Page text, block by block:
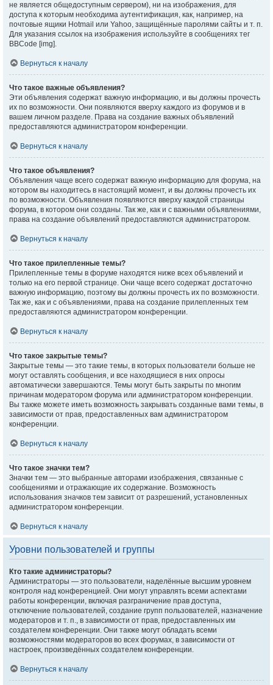
не является общедоступным сервером), ни на изображения, для
доступа к которым необходима аутентификация, как, например, на
почтовые ящики Hotmail или Yahoo, защищённые паролями сайты и т. п.
Для указания ссылок на изображения используйте в сообщениях тег
BBCode [img].
Вернуться к началу
Что такое важные объявления?
Эти объявления содержат важную информацию, и вы должны прочесть
их по возможности. Они появляются вверху каждого из форумов и в
вашем личном разделе. Права на создание важных объявлений
предоставляются администратором конференции.
Вернуться к началу
Что такое объявления?
Объявления чаще всего содержат важную информацию для форума, на
котором вы находитесь в настоящий момент, и вы должны прочесть их
по возможности. Объявления появляются вверху каждой страницы
форума, в котором они созданы. Так же, как и с важными объявлениями,
права на создание объявлений предоставляются администратором.
Вернуться к началу
Что такое прилепленные темы?
Прилепленные темы в форуме находятся ниже всех объявлений и
только на его первой странице. Они чаще всего содержат достаточно
важную информацию, поэтому вы должны прочесть их по возможности.
Так же, как и с объявлениями, права на создание прилепленных тем
предоставляются администратором конференции.
Вернуться к началу
Что такое закрытые темы?
Закрытые темы — это такие темы, в которых пользователи больше не
могут оставлять сообщения, и все находящиеся в них опросы
автоматически завершаются. Темы могут быть закрыты по многим
причинам модератором форума или администратором конференции.
Вы также можете иметь возможность закрывать созданные вами темы, в
зависимости от прав, предоставленных вам администратором
конференции.
Вернуться к началу
Что такое значки тем?
Значки тем — это выбранные авторами изображения, связанные с
сообщениями и отражающие их содержание. Возможность
использования значков тем зависит от разрешений, установленных
администратором конференции.
Вернуться к началу
Уровни пользователей и группы
Кто такие администраторы?
Администраторы — это пользователи, наделённые высшим уровнем
контроля над конференцией. Они могут управлять всеми аспектами
работы конференции, включая разграничение прав доступа,
отключение пользователей, создание групп пользователей, назначение
модераторов и т. п., в зависимости от прав, предоставленных им
создателем конференции. Они также могут обладать всеми
возможностями модераторов во всех форумах, в зависимости от
настроек, произведённых создателем конференции.
Вернуться к началу